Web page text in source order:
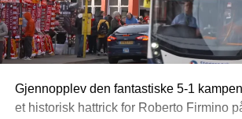
Gjennopplev den fantastiske 5-1
et historisk hattrick for Roberto Firmino